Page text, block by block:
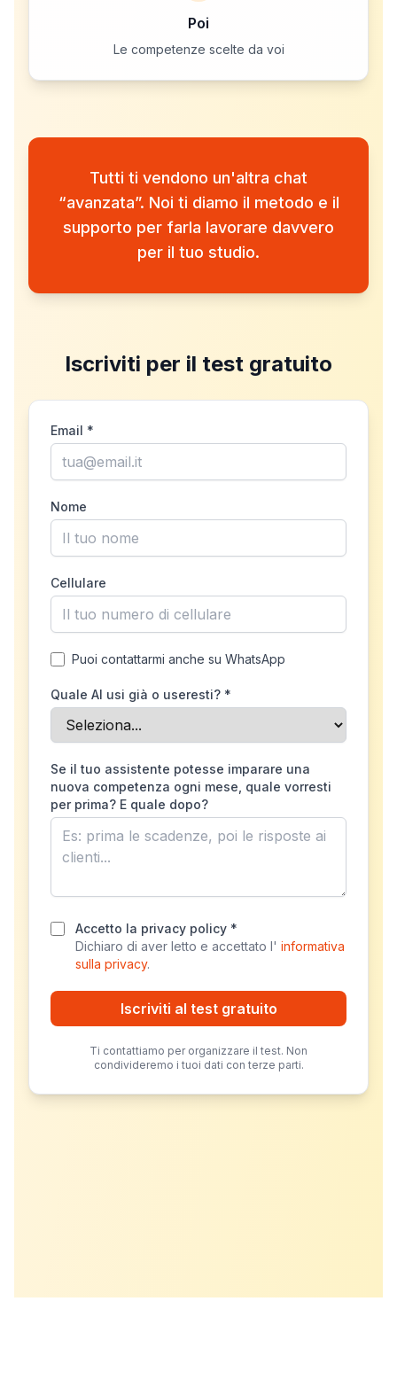
Poi
Le competenze scelte da voi
Tutti ti vendono un'altra chat
“avanzata”. Noi ti diamo il metodo e il
supporto per farla lavorare davvero
per il tuo studio.
Iscriviti per il test gratuito
Email *
Nome
Cellulare
Puoi contattarmi anche su WhatsApp
Quale AI usi già o useresti? *
Se il tuo assistente potesse imparare una
nuova competenza ogni mese, quale vorresti
per prima? E quale dopo?
Accetto la privacy policy *
Dichiaro di aver letto e accettato l' informativa
sulla privacy.
Iscriviti al test gratuito
Ti contattiamo per organizzare il test. Non
condivideremo i tuoi dati con terze parti.